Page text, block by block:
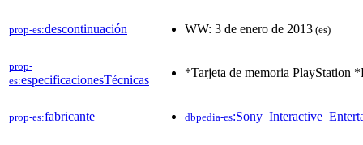
prop-es:descontinuación WW: 3 de enero de 2013 (es)
prop-
es:especificacionesTécnicas
*Tarjeta de memoria PlayStation
prop-es:fabricante dbpedia-es